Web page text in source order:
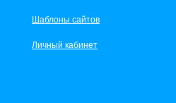
Шаблоны сайтов
Личный кабинет